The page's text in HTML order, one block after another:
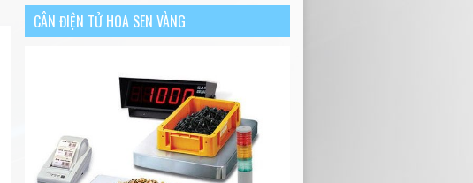
CÂN ĐIỆN TỬ HOA SEN VÀNG